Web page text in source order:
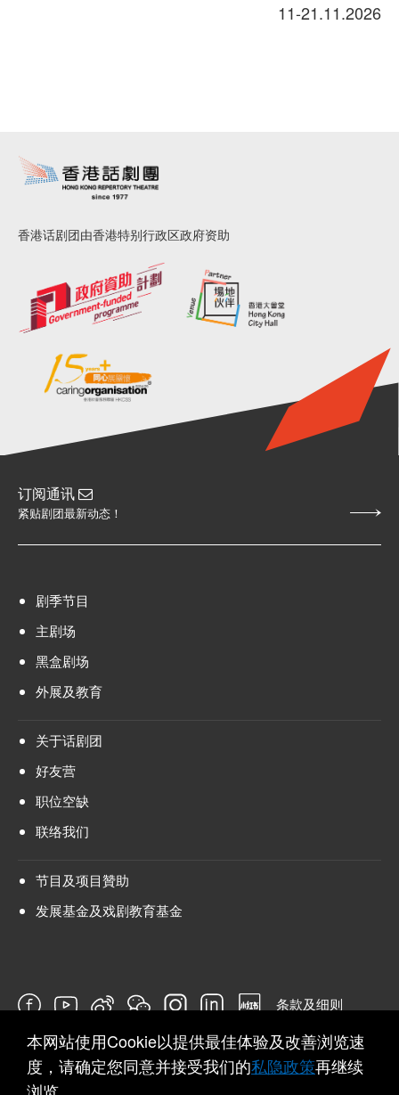
11-21.11.2026
香港话剧团由香港特别行政区政府资助
订阅通讯
紧贴剧团最新动态！
剧季节目
主剧场
黑盒剧场
外展及教育
关于话剧团
好友营
职位空缺
联络我们
节目及项目贊助
发展基金及戏剧教育基金
条款及细则
问卷
本网站使用Cookie以提供最佳体验及改善浏览速
度，请确定您同意并接受我们的私隐政策再继续